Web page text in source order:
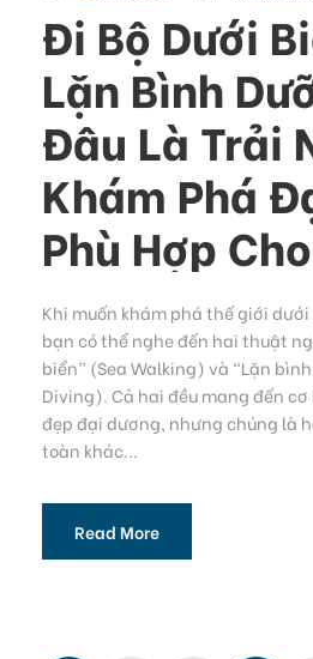
Đi Bộ Dưới
Lặn Bình
Đâu Là Trải
Khám Phá
Phù Hợp
Khi muốn khám phá thế giới dưới
bạn có thể nghe đến hai thuật
biển” (Sea Walking) và “Lặn
Diving). Cả hai đều mang đến
đẹp đại dương, nhưng chúng là
toàn khác...
Read More